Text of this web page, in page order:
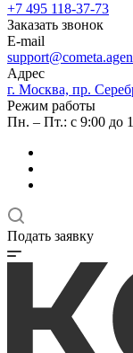
+7 495 118-37-73
Заказать звонок
E-mail
Адрес
г. Москва, пр.
Режим работы
Пн. – Пт.: с 9:00 до
Подать заявку